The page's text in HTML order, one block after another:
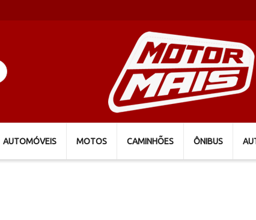
AUTOMÓVEIS MOTOS CAMINHÕES ÔNIBUS